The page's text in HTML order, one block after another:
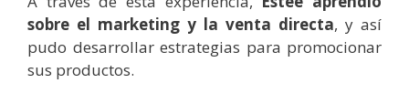
sobre el marketing y la venta directa, y así
pudo desarrollar estrategias para promocionar
sus productos.